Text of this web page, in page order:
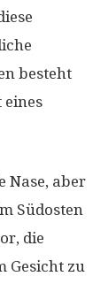
besteht
eines
Nase, aber
Südosten
die
Gesicht zu